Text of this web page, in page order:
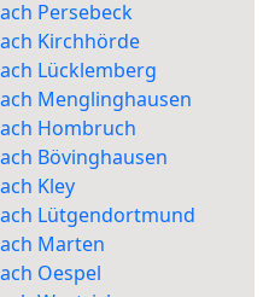
Persebeck
Kirchhörde
Lücklemberg
Menglinghausen
Hombruch
Bövinghausen
Kley
Lütgendortmund
Marten
Oespel